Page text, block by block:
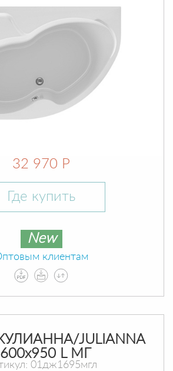
32 970 Р
Где купить
New
клиентам
JULIANNA
L МГ
01дж1695мгл